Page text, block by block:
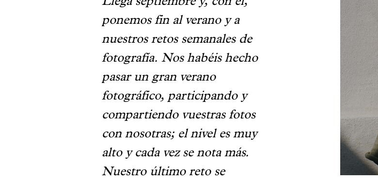
ponemos fin al verano y a
nuestros retos semanales de
fotografía. Nos habéis hecho
pasar un gran verano
fotográfico, participando y
compartiendo vuestras fotos
con nosotras; el nivel es muy
alto y cada vez se nota más.
Nuestro último reto se